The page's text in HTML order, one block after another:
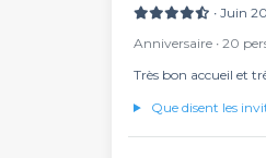
∙ Juin
Anniversaire ∙ 20
Très bon accueil et
Que disent les